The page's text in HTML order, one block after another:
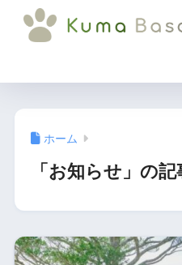
ホーム
「お知らせ」の